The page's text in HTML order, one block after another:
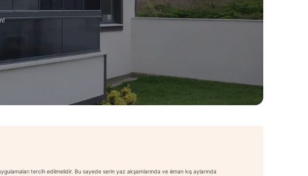
tercih edilmelidir. Bu sayede serin yaz akşamlarında ve ılıman kış aylarında